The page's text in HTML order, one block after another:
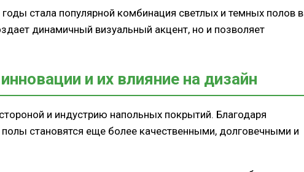
стала популярной комбинация светлых и темных полов в
динамичный визуальный акцент, но и позволяет
и их влияние на дизайн
и индустрию напольных покрытий. Благодаря
становятся еще более качественными, долговечными и